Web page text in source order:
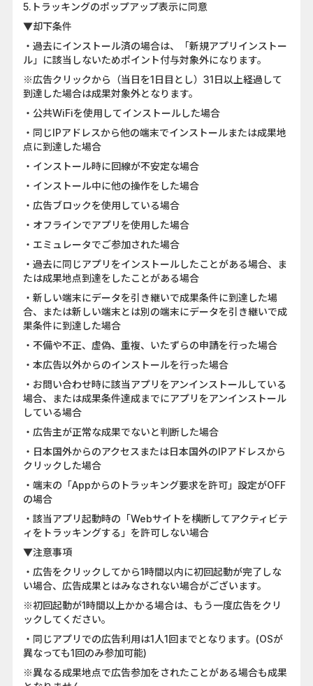
5.トラッキングのポップアップ表示に同意
▼却下条件
・過去にインストール済の場合は、「新規アプリインストー
ル」に該当しないためポイント付与対象外になります。
※広告クリックから（当日を1日目とし）31日以上経過して
到達した場合は成果対象外となります。
・公共WiFiを使用してインストールした場合
・同じIPアドレスから他の端末でインストールまたは成果地
点に到達した場合
・インストール時に回線が不安定な場合
・インストール中に他の操作をした場合
・広告ブロックを使用している場合
・オフラインでアプリを使用した場合
・エミュレータでご参加された場合
・過去に同じアプリをインストールしたことがある場合、ま
たは成果地点到達をしたことがある場合
・新しい端末にデータを引き継いで成果条件に到達した場
合、または新しい端末とは別の端末にデータを引き継いで成
果条件に到達した場合
・不備や不正、虚偽、重複、いたずらの申請を行った場合
・本広告以外からのインストールを行った場合
・お問い合わせ時に該当アプリをアンインストールしている
場合、または成果条件達成までにアプリをアンインストール
している場合
・広告主が正常な成果でないと判断した場合
・日本国外からのアクセスまたは日本国外のIPアドレスから
クリックした場合
・端末の「Appからのトラッキング要求を許可」設定がOFF
の場合
・該当アプリ起動時の「Webサイトを横断してアクティビテ
ィをトラッキングする」を許可しない場合
▼注意事項
・広告をクリックしてから1時間以内に初回起動が完了しな
い場合、広告成果とはみなされない場合がございます。
※初回起動が1時間以上かかる場合は、もう一度広告をクリ
ックしてください。
・同じアプリでの広告利用は1人1回までとなります。(OSが
異なっても1回のみ参加可能)
※異なる成果地点で広告参加をされたことがある場合も成果